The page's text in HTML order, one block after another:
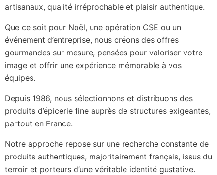
artisanaux, qualité irréprochable et plaisir authentique.
Que ce soit pour Noël, une opération CSE ou un
événement d’entreprise, nous créons des offres
gourmandes sur mesure, pensées pour valoriser votre
image et offrir une expérience mémorable à vos
équipes.
Depuis 1986, nous sélectionnons et distribuons des
produits d’épicerie fine auprès de structures exigeantes,
partout en France.
Notre approche repose sur une recherche constante de
produits authentiques, majoritairement français, issus du
terroir et porteurs d’une véritable identité gustative.